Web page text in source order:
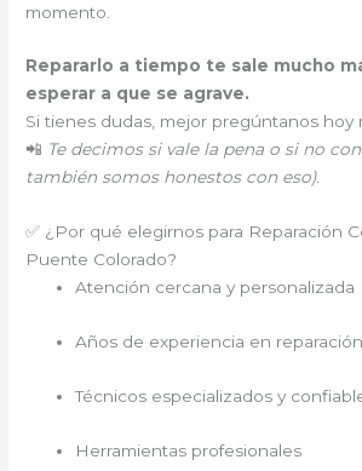
momento.
Repararlo a tiempo te sale mucho
esperar a que se agrave.
Si tienes dudas, mejor pregúntanos hoy
📲 Te decimos si vale la pena o si no
también somos honestos con eso).
✅ ¿Por qué elegirnos para Reparación
Puente Colorado?
Atención cercana y personalizada
Años de experiencia en
Técnicos especializados y
Herramientas profesionales